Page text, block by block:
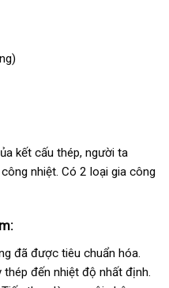
kết cấu thép, người ta
nhiệt. Có 2 loại gia công
đã được tiêu chuẩn hóa.
đến nhiệt độ nhất định.